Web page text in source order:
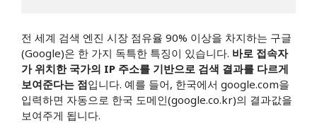
전 세계 검색 엔진 시장 점유율 90% 이상을 차지하는 구글
(Google)은 한 가지 독특한 특징이 있습니다. 바로 접속자
가 위치한 국가의 IP 주소를 기반으로 검색 결과를 다르게
보여준다는 점입니다. 예를 들어, 한국에서 google.com을
입력하면 자동으로 한국 도메인(google.co.kr)의 결과값을
보여주게 됩니다.